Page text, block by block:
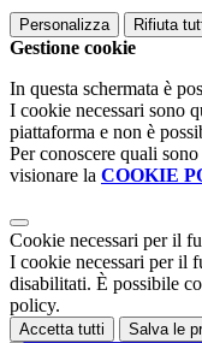
Personalizza Rifiuta
Gestione cookie
In questa schermata è
I cookie necessari sono
piattaforma e non è
Per conoscere quali
visionare la COOKIE
Cookie necessari per il
I cookie necessari per il
disabilitati. È possibile
policy.
Accetta tutti Salva le